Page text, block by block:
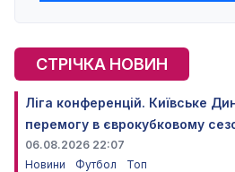
СТРІЧКА НОВИН
Ліга конференцій. Київське
перемогу в єврокубковому
06.08.2026 22:07
Новини
Футбол Топ